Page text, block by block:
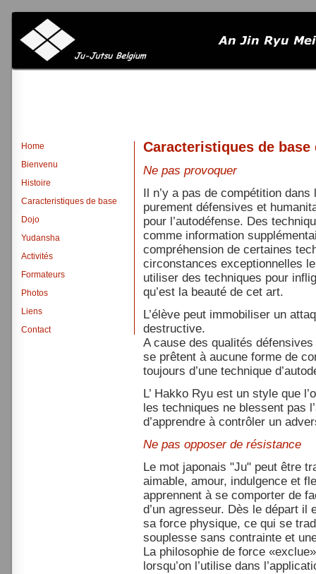
Home
Bienvenu
Histoire
Caracteristiques de base
Dojo
Yudansha
Activités
Formateurs
Photos
Liens
Contact
Caracteristiques de
Ne pas provoquer
Il n’y a pas de compétition
purement défensives et
pour l’autodéfense. Des
comme information
compréhension de certaines
circonstances exceptionnelles
utiliser des techniques pour
qu’est la beauté de cet art.
L’élève peut immobiliser un
destructive.
A cause des qualités
se prêtent à aucune forme de
toujours d’une technique
L’ Hakko Ryu est un style que
les techniques ne blessent pas
d’apprendre à contrôler un
Ne pas opposer de résistance
Le mot japonais "Ju" peut être
aimable, amour, indulgence et
apprennent à se comporter de
d’un agresseur. Dès le départ il
sa force physique, ce qui se
souplesse sans contrainte et
La philosophie de force
lorsqu’on l’utilise dans